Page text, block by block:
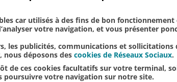
car utilisés à des fins de bon
votre navigation, et vous présenter
les publicités, communications et
déposons des cookies de Réseaux Sociaux.
de ces cookies facultatifs sur votre terminal,
poursuivre votre navigation sur notre site.